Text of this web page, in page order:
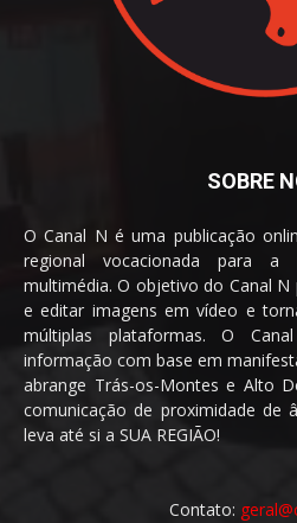
SOBRE
O Canal N é uma publicação
regional vocacionada para a
multimédia. O objetivo do Canal
e editar imagens em vídeo e
múltiplas plataformas. O
informação com base em
abrange Trás-os-Montes e Alto
comunicação de proximidade de
leva até si a SUA REGIÃO!
Contato: